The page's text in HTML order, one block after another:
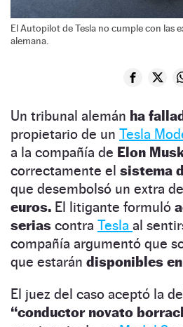
El Autopilot de Tesla no cumple con las
alemana.
Un tribunal alemán ha
propietario de un Tesla
a la compañía de Elon
correctamente el sistema
que desembolsó un extra
euros. El litigante formuló
serias contra Tesla al
compañía argumentó que
que estarán disponibles
El juez del caso aceptó la
“conductor novato